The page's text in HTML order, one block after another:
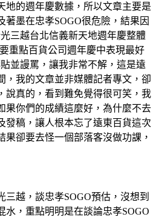
地的週年慶數據，所以文章主要是
著墨在忠孝SOGO很危險，結果因
三越台北信義新天地週年慶整體
重點百貨公司週年慶中表現最好
並謾罵，讓我非常不解，這是遠
，我的文章並非媒體記者專文，卻
說真的，看到難免覺得很可笑，我
果你們的成績這麼好，為什麼不去
發稿，讓人根本忘了遠東百貨這次
果卻要去怪一個部落客沒做功課，
三越，談忠孝SOGO預估，沒想到
水，重點明明是在談論忠孝SOGO